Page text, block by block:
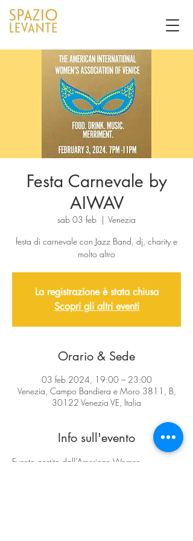
Festa Carnevale by
AIWAV
sab 03 feb
  |
Venezia
festa di carnevale con Jazz Band, dj, charity e
molto altro
La registrazione è stata chiusa
Scopri gli altri eventi
Orario & Sede
03 feb 2024, 19:00 – 23:00
Venezia, Campo Bandiera e Moro 3811, B,
30122 Venezia VE, Italia
Info sull'evento
Evento gestito dall'American Women